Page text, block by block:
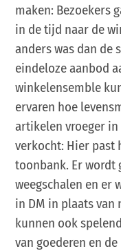
maken: Bezoekers
in de tijd naar de
anders was dan de
eindeloze aanbod
winkelensemble
ervaren hoe
artikelen vroeger
verkocht: Hier past
toonbank. Er wordt
weegschalen en er
in DM in plaats van
kunnen ook
van goederen en